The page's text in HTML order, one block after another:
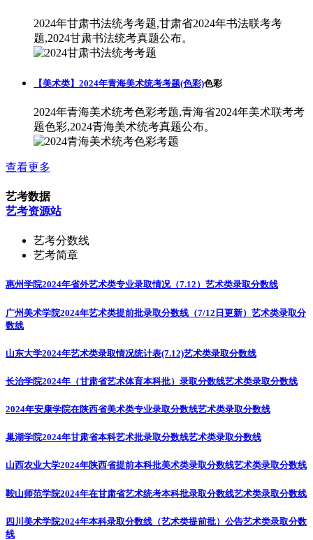
2024年甘肃书法统考考题,甘肃省2024年书法联考考
题,2024甘肃书法统考真题公布。
【美术类】2024年青海美术统考考题(色彩)色彩
2024年青海美术统考色彩考题,青海省2024年美术联考考
题色彩,2024青海美术统考真题公布。
查看更多
艺考数据
艺考资源站
艺考分数线
艺考简章
惠州学院2024年省外艺术类专业录取情况（7.12） 艺术类录取分数线
广州美术学院2024年艺术类提前批录取分数线（7/12日更新） 艺术类录取分
数线
山东大学2024年艺术类录取情况统计表(7.12)艺术类录取分数线
长治学院2024年（甘肃省艺术体育本科批）录取分数线艺术类录取分数线
2024年安康学院在陕西省美术类专业录取分数线艺术类录取分数线
巢湖学院2024年甘肃省本科艺术批录取分数线艺术类录取分数线
山西农业大学2024年陕西省提前本科批美术类录取分数线艺术类录取分数线
鞍山师范学院2024年在甘肃省艺术统考本科批录取分数线艺术类录取分数线
四川美术学院2024年本科录取分数线（艺术类提前批）公告艺术类录取分数
线